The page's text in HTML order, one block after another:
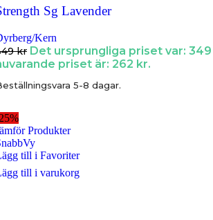
Sg Lavender
Kern
kr Det ursprungliga priset var: 349
priset är: 262 kr.
5-8 dagar.
Produkter
till i Favoriter
till i varukorg